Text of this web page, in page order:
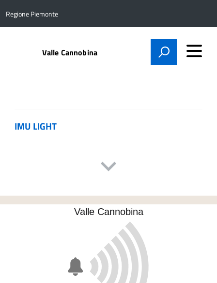
Regione Piemonte
Valle Cannobina
IMU LIGHT